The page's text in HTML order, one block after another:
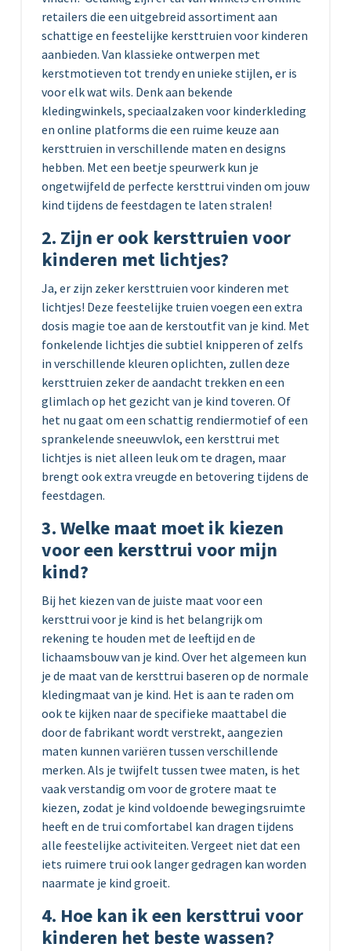
retailers die een uitgebreid assortiment aan
schattige en feestelijke kersttruien voor kinderen
aanbieden. Van klassieke ontwerpen met
kerstmotieven tot trendy en unieke stijlen, er is
voor elk wat wils. Denk aan bekende
kledingwinkels, speciaalzaken voor kinderkleding
en online platforms die een ruime keuze aan
kersttruien in verschillende maten en designs
hebben. Met een beetje speurwerk kun je
ongetwijfeld de perfecte kersttrui vinden om jouw
kind tijdens de feestdagen te laten stralen!
2. Zijn er ook kersttruien voor
kinderen met lichtjes?
Ja, er zijn zeker kersttruien voor kinderen met
lichtjes! Deze feestelijke truien voegen een extra
dosis magie toe aan de kerstoutfit van je kind. Met
fonkelende lichtjes die subtiel knipperen of zelfs
in verschillende kleuren oplichten, zullen deze
kersttruien zeker de aandacht trekken en een
glimlach op het gezicht van je kind toveren. Of
het nu gaat om een schattig rendiermotief of een
sprankelende sneeuwvlok, een kersttrui met
lichtjes is niet alleen leuk om te dragen, maar
brengt ook extra vreugde en betovering tijdens de
feestdagen.
3. Welke maat moet ik kiezen
voor een kersttrui voor mijn
kind?
Bij het kiezen van de juiste maat voor een
kersttrui voor je kind is het belangrijk om
rekening te houden met de leeftijd en de
lichaamsbouw van je kind. Over het algemeen kun
je de maat van de kersttrui baseren op de normale
kledingmaat van je kind. Het is aan te raden om
ook te kijken naar de specifieke maattabel die
door de fabrikant wordt verstrekt, aangezien
maten kunnen variëren tussen verschillende
merken. Als je twijfelt tussen twee maten, is het
vaak verstandig om voor de grotere maat te
kiezen, zodat je kind voldoende bewegingsruimte
heeft en de trui comfortabel kan dragen tijdens
alle feestelijke activiteiten. Vergeet niet dat een
iets ruimere trui ook langer gedragen kan worden
naarmate je kind groeit.
4. Hoe kan ik een kersttrui voor
kinderen het beste wassen?